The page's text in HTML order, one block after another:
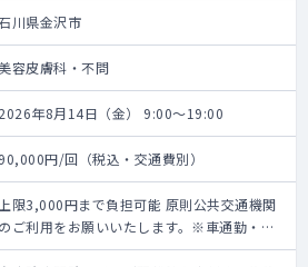
川県金沢市
容皮膚科・不問
2026年8月14日（金） 9:00～19:00
90,000円/回（税込・交通費別）
上限3,000円まで負担可能 原則公共交通機関
のご利用をお願いいたします。※車通勤・タ
シー利用要相談